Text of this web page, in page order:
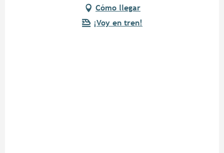
Cómo llegar
¡Voy en tren!